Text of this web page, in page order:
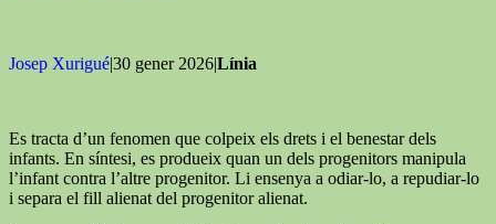
Josep Xurigué|30 gener 2026|Línia
Es tracta d’un fenomen que colpeix els drets i el benestar dels
infants. En síntesi, es produeix quan un dels progenitors manipula
l’infant contra l’altre progenitor. Li ensenya a odiar-lo, a repudiar-lo
i separa el fill alienat del progenitor alienat.